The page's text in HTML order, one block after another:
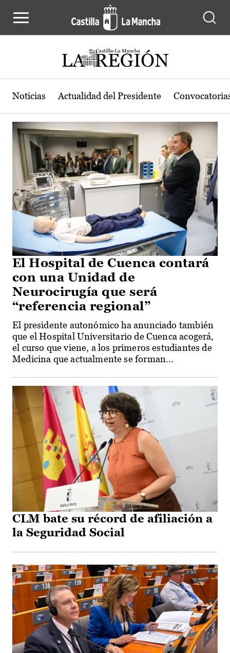
Actualidad de la región de Castilla-
Noticias Actualidad del Presidente
El Hospital de Cuenca contará
con una Unidad de
Neurocirugía que será
“referencia regional”
El presidente autonómico ha anunciado también
que el Hospital Universitario de Cuenca acogerá,
el curso que viene, a los primeros estudiantes de
Medicina que actualmente se forman...
CLM bate su récord de afiliación a
la Seguridad Social